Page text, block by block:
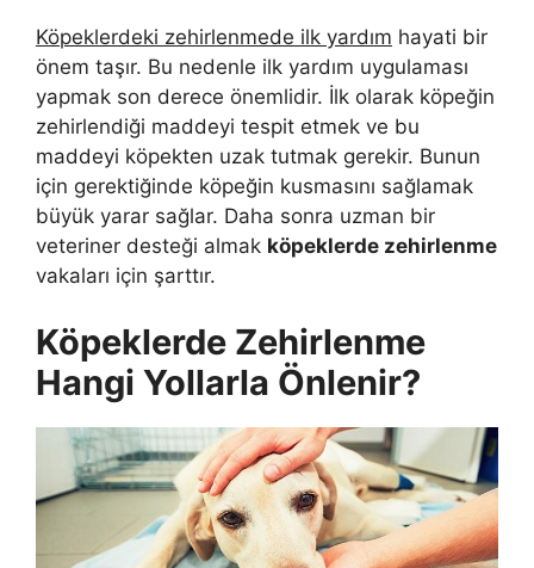
Köpeklerdeki zehirlenmede ilk yardım hayati bir
önem taşır. Bu nedenle ilk yardım uygulaması
yapmak son derece önemlidir. İlk olarak köpeğin
zehirlendiği maddeyi tespit etmek ve bu
maddeyi köpekten uzak tutmak gerekir. Bunun
için gerektiğinde köpeğin kusmasını sağlamak
büyük yarar sağlar. Daha sonra uzman bir
veteriner desteği almak köpeklerde zehirlenme
vakaları için şarttır.
Köpeklerde Zehirlenme
Hangi Yollarla Önlenir?